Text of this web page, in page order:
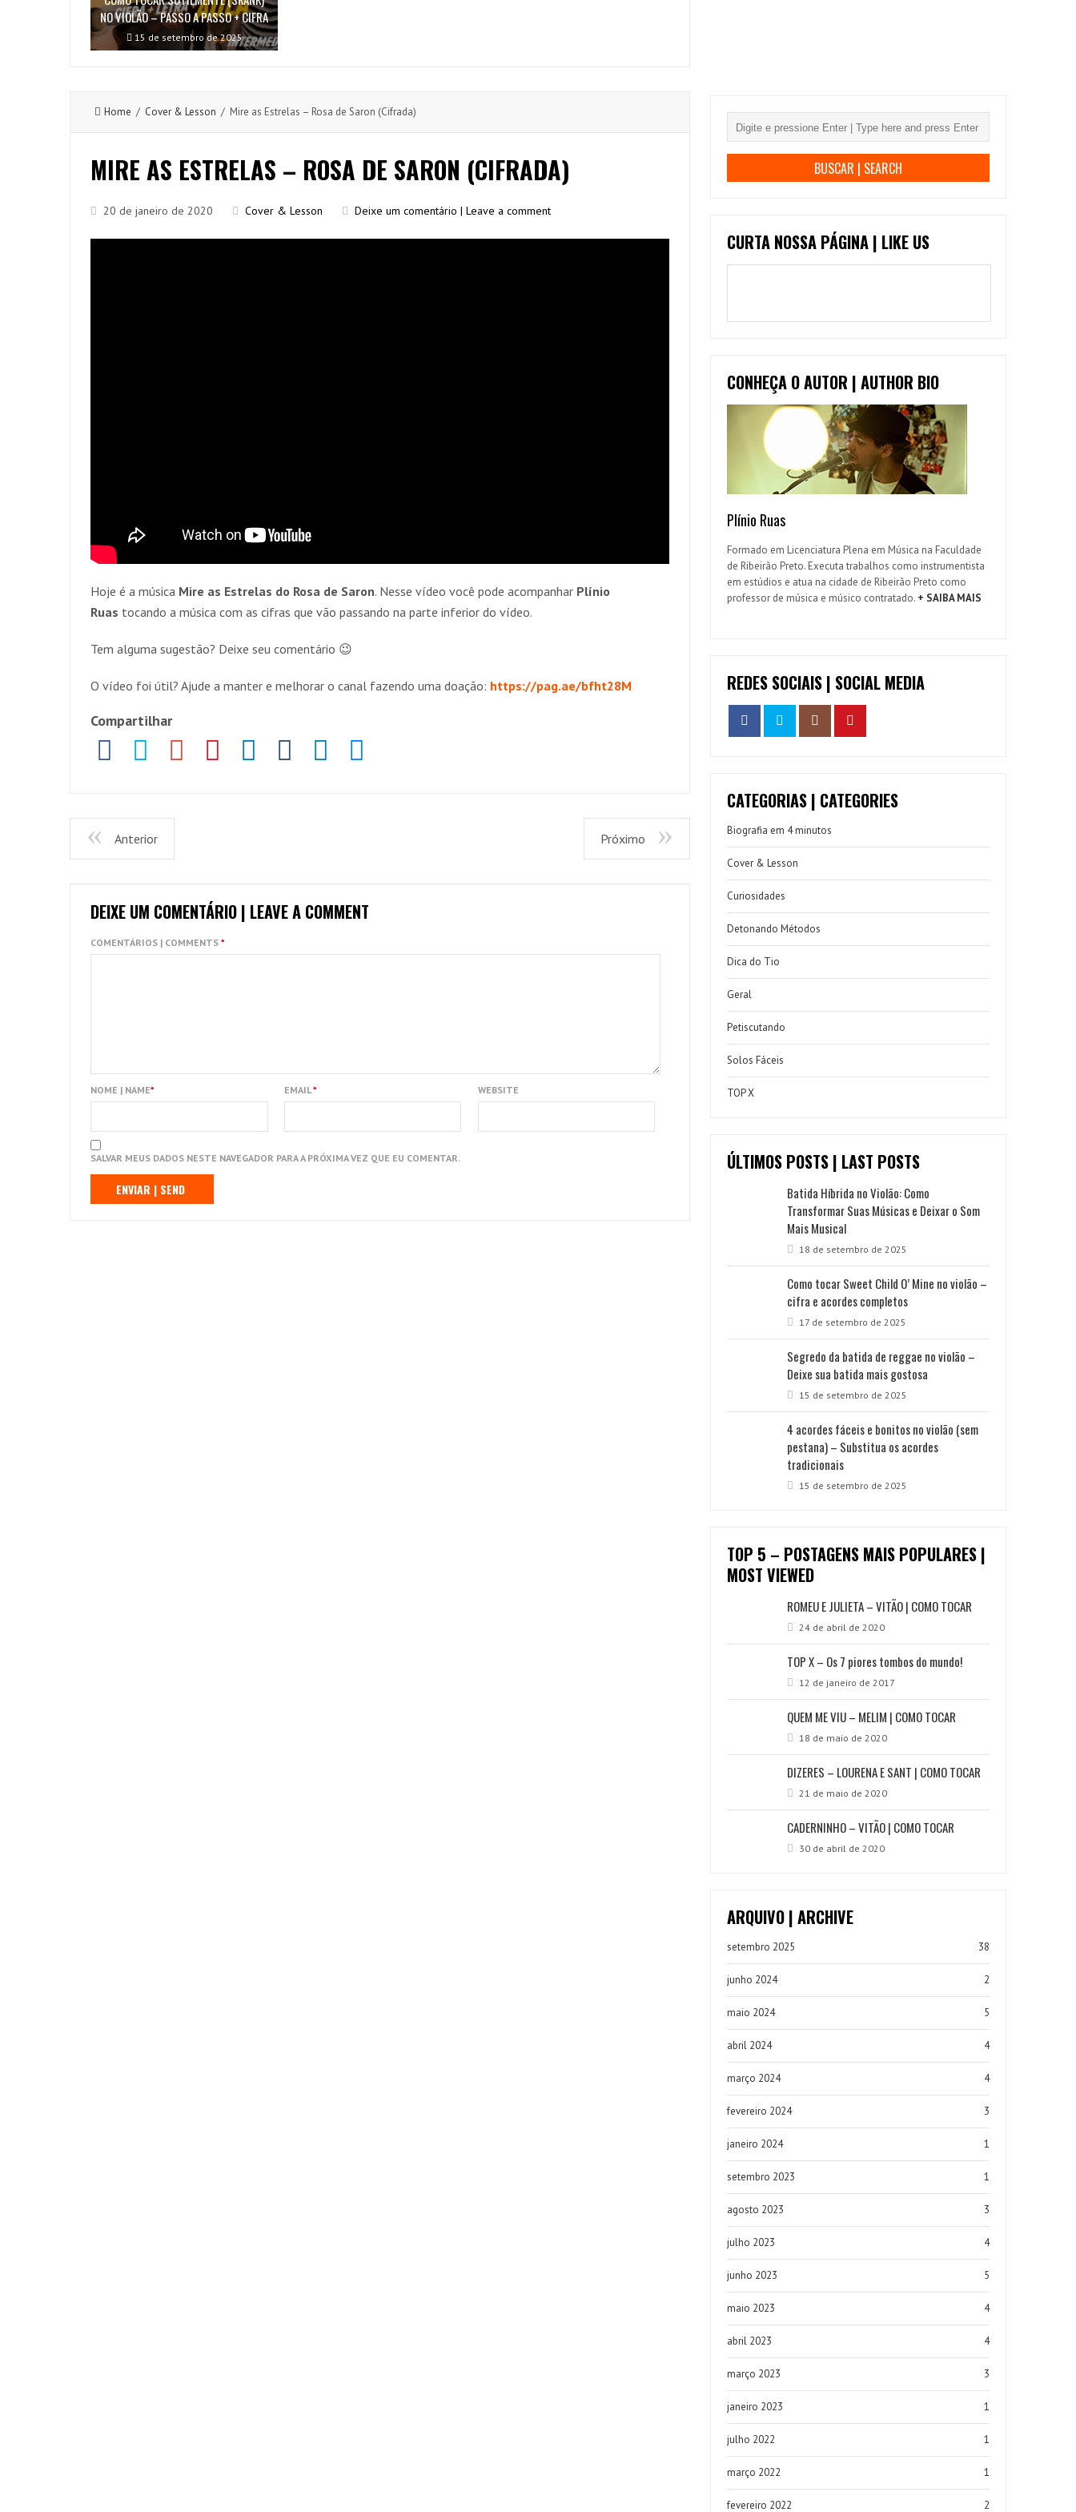
NO VIOLÃO – PASSO A PASSO + CIFRA
15 de setembro de 2025
Home / Cover & Lesson / Mire as Estrelas – Rosa de Saron (Cifrada)
MIRE AS ESTRELAS – ROSA DE SARON (CIFRADA)
20 de janeiro de 2020 Cover & Lesson Deixe um comentário | Leave a comment
Hoje é a música Mire as Estrelas do Rosa de Saron. Nesse vídeo você pode acompanhar Plínio
Ruas tocando a música com as cifras que vão passando na parte inferior do vídeo.
Tem alguma sugestão? Deixe seu comentário 😉
O vídeo foi útil? Ajude a manter e melhorar o canal fazendo uma doação: https://pag.ae/bfht28M
Compartilhar
Anterior Próximo
DEIXE UM COMENTÁRIO | LEAVE A COMMENT
COMENTÁRIOS | COMMENTS *
NOME | NAME* EMAIL* WEBSITE
SALVAR MEUS DADOS NESTE NAVEGADOR PARA A PRÓXIMA VEZ QUE EU COMENTAR.
CURTA NOSSA PÁGINA | LIKE US
CONHEÇA O AUTOR | AUTHOR BIO
Plínio Ruas
Formado em Licenciatura Plena em Música na Faculdade
de Ribeirão Preto. Executa trabalhos como instrumentista
em estúdios e atua na cidade de Ribeirão Preto como
professor de música e músico contratado. + SAIBA MAIS
REDES SOCIAIS | SOCIAL MEDIA
CATEGORIAS | CATEGORIES
Biografia em 4 minutos
Cover & Lesson
Curiosidades
Detonando Métodos
Dica do Tio
Geral
Petiscutando
Solos Fáceis
TOP X
ÚLTIMOS POSTS | LAST POSTS
Batida Híbrida no Violão: Como
Transformar Suas Músicas e Deixar o Som
Mais Musical
18 de setembro de 2025
Como tocar Sweet Child O’ Mine no violão –
cifra e acordes completos
17 de setembro de 2025
Segredo da batida de reggae no violão –
Deixe sua batida mais gostosa
15 de setembro de 2025
4 acordes fáceis e bonitos no violão (sem
pestana) – Substitua os acordes
tradicionais
15 de setembro de 2025
TOP 5 – POSTAGENS MAIS POPULARES |
MOST VIEWED
ROMEU E JULIETA – VITÃO | COMO TOCAR
24 de abril de 2020
TOP X – Os 7 piores tombos do mundo!
12 de janeiro de 2017
QUEM ME VIU – MELIM | COMO TOCAR
18 de maio de 2020
DIZERES – LOURENA E SANT | COMO TOCAR
21 de maio de 2020
CADERNINHO – VITÃO | COMO TOCAR
30 de abril de 2020
ARQUIVO | ARCHIVE
setembro 2025 38
junho 2024 2
maio 2024 5
abril 2024 4
março 2024 4
fevereiro 2024 3
janeiro 2024 1
setembro 2023 1
agosto 2023 3
julho 2023 4
junho 2023 5
maio 2023 4
abril 2023 4
março 2023 3
janeiro 2023 1
julho 2022 1
março 2022 1
fevereiro 2022 2